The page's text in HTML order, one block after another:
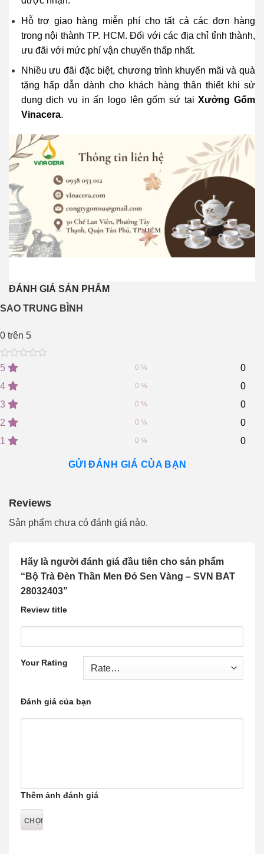
Hỗ trợ giao hàng miễn phí cho tất cả các đơn hàng
trong nội thành TP. HCM. Đối với các địa chỉ tỉnh thành,
ưu đãi với mức phí vận chuyển thấp nhất.
Nhiều ưu đãi đặc biệt, chương trình khuyến mãi và quà
tặng hấp dẫn dành cho khách hàng thân thiết khi sử
dụng dịch vụ in ấn logo lên gốm sứ tạiXưởng Gốm
Vinacera.
ĐÁNH GIÁ SẢN PHẨM
SAO TRUNG BÌNH
0 trên 5
0
of
5
on
0
ratings
5 0
0 %
4 0
0 %
3 0
0 %
2 0
0 %
1 0
0 %
GỬI ĐÁNH GIÁ CỦA BẠN
Reviews
Sản phẩm chưa có đánh giá nào.
Hãy là người đánh giá đầu tiên cho sản phẩm
“Bộ Trà Đèn Thần Men Đỏ Sen Vàng – SVN BAT
28032403”
Review title
Your Rating
Đánh giá của bạn
Thêm ảnh đánh giá